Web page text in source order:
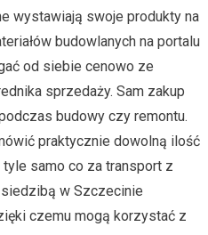
wystawiają swoje produkty na
budowlanych na portalu
od siebie cenowo ze
sprzedaży. Sam zakup
budowy czy remontu.
praktycznie dowolną ilość
tyle samo co za transport z
siedzibą w Szczecinie
czemu mogą korzystać z